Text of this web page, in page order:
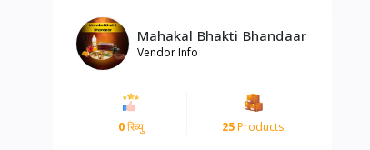
Mahakal Bhakti Bhandaar
Vendor Info
0रिव्यु 25Products